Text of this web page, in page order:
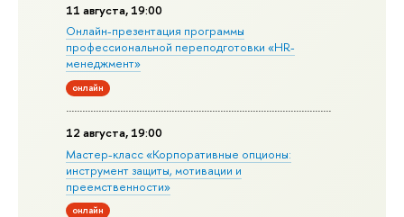
11 августа, 19:00
Онлайн-презентация программы
профессиональной переподготовки «HR-
менеджмент»
онлайн
12 августа, 19:00
Мастер-класс «Корпоративные опционы:
инструмент защиты, мотивации и
преемственности»
онлайн